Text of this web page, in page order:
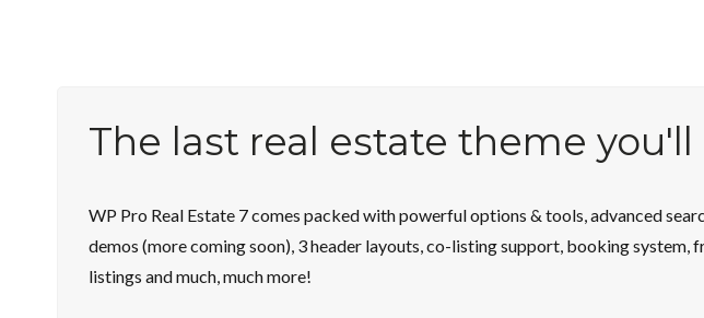
The last real estate theme
WP Pro Real Estate 7 comes packed with powerful options & tools, advanced
demos (more coming soon), 3 header layouts, co-listing support, booking
listings and much, much more!